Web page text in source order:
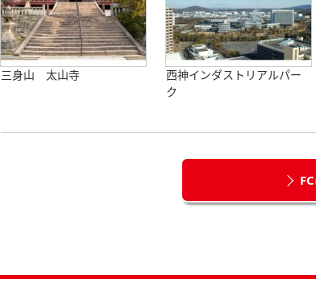
三身山 太山寺
西神インダストリアルパー
ク